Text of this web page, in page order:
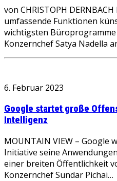
von CHRISTOPH
umfassende Funktionen
wichtigsten
Konzernchef Satya Nadella
6. Februar 2023
Google startet große
Intelligenz
MOUNTAIN VIEW – Google
Initiative seine
einer breiten Öffentlichkeit
Konzernchef Sundar Pichai…